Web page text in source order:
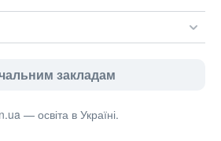
закладам
— освіта в Україні.